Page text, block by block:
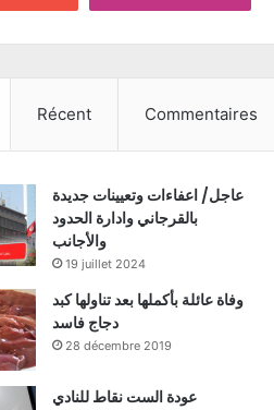
Récent Commentaires
عاجل/ اعفاءات وتعيينات جديدة
بالقرجاني وادارة الحدود
والأجانب
19 juillet 2024
وفاة عائلة بأكملها بعد تناولها كبد
دجاج فاسد
28 décembre 2019
عودة الست نقاط للنادي